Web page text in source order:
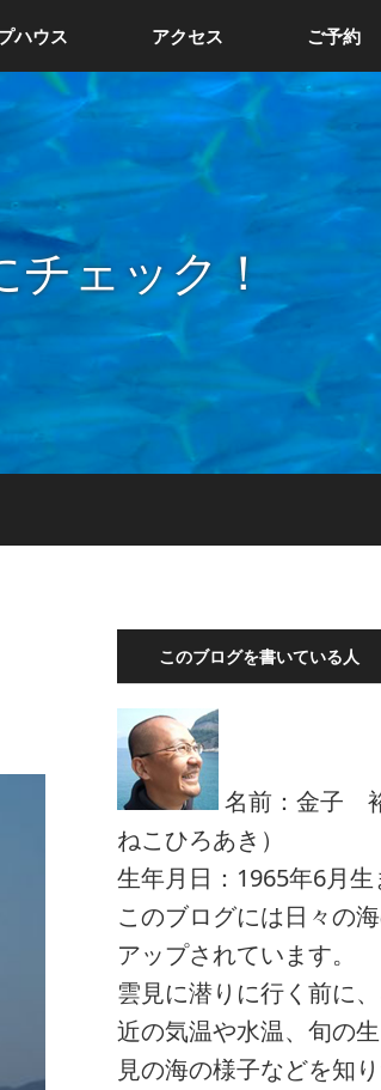
ハウス アクセス ご予約
ェック！
このブログを書いている人
名前：金子
ねこひろあき）
生年月日：1965年6月生
このブログには日々の
アップされています。
雲見に潜りに行く前に
近の気温や水温、旬の
見の海の様子などを知